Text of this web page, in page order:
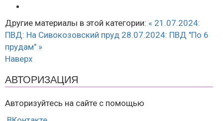
Другие материалы в этой категории: « 21.07.2024:
ПВД: На Сивокозовский пруд 28.07.2024: ПВД "По 6
прудам" »
Наверх
АВТОРИЗАЦИЯ
Авторизуйтесь на сайте с помощью